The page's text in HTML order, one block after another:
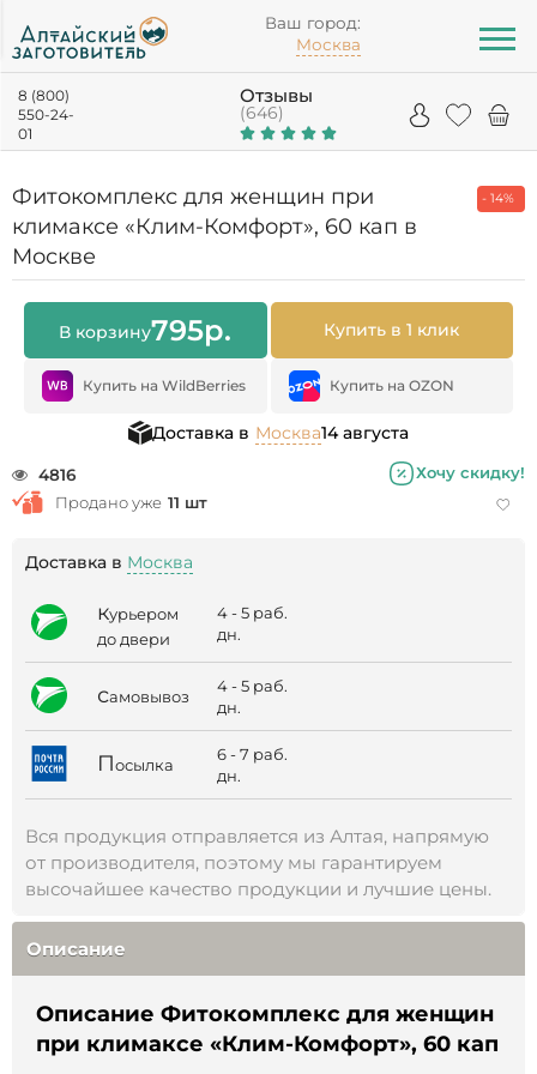
Ваш город:
Москва
8 (800)
550-24-
01
Отзывы
(646)
Фитокомплекс для женщин при
климаксе «Клим-Комфорт», 60 кап в
Москве
- 14%
В корзину795р. Купить в 1 клик
Купить на WildBerries Купить на OZON
Доставка в Москва14 августа
4816
Хочу скидку!
Продано уже 11 шт
Доставка в Москва
курьером
до двери
4 - 5 раб.
дн.
самовывоз
4 - 5 раб.
дн.
Посылка
6 - 7 раб.
дн.
Вся продукция отправляется из Алтая, напрямую
от производителя, поэтому мы гарантируем
высочайшее качество продукции и лучшие цены.
Описание
Описание Фитокомплекс для женщин
при климаксе «Клим-Комфорт», 60 кап